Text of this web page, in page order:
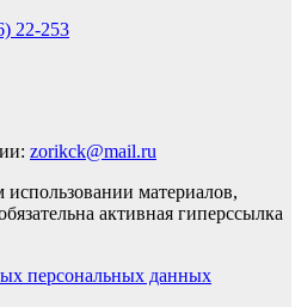
22-253
zorikck@mail.ru
материалов,
активная гиперссылка
персональных данных